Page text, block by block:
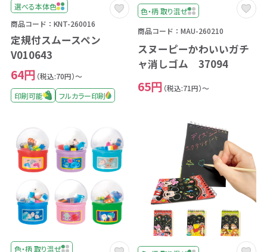
選べる本体色
商品コード：KNT-260016
定規付スムースペン
V010643
64円 （税込:70円）～
印刷可能
フルカラー印刷
色・柄 取り混ぜ
商品コード：MAU-260210
スヌーピーかわいいガチ
ャ消しゴム 37094
65円 （税込:71円）～
色・柄 取り混ぜ